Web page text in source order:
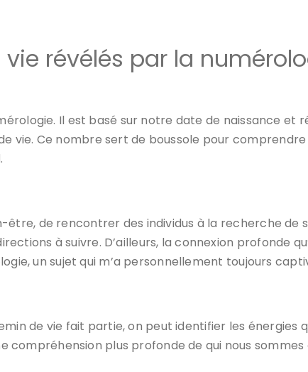
révélés par la
Il est basé sur notre date de naissance et
vie. Ce nombre sert de boussole pour
de rencontrer des individus à la recherche de
à suivre. D’ailleurs, la connexion profonde
un sujet qui m’a personnellement toujours
de vie fait partie, on peut identifier les énergies
compréhension plus profonde de qui nous